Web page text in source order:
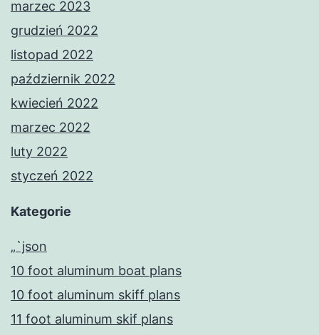
marzec 2023
grudzień 2022
listopad 2022
październik 2022
kwiecień 2022
marzec 2022
luty 2022
styczeń 2022
Kategorie
„`json
10 foot aluminum boat plans
10 foot aluminum skiff plans
11 foot aluminum skif plans